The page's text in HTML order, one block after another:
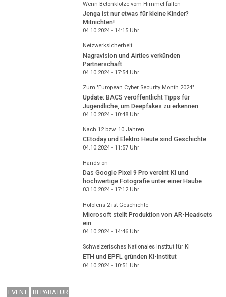
Wenn Betonklötze vom Himmel fallen
Jenga ist nur etwas für kleine Kinder?
Mitnichten!
04.10.2024 - 14:15Uhr
Netzwerksicherheit
Nagravision und Airties verkünden
Partnerschaft
04.10.2024 - 17:54Uhr
Zum "European Cyber Security Month 2024"
Update: BACS veröffentlicht Tipps für
Jugendliche, um Deepfakes zu erkennen
04.10.2024 - 10:48Uhr
Nach 12 bzw. 10 Jahren
CEtoday und Elektro Heute sind Geschichte
04.10.2024 - 11:57Uhr
Hands-on
Das Google Pixel 9 Pro vereint KI und
hochwertige Fotografie unter einer Haube
03.10.2024 - 17:12Uhr
Hololens 2 ist Geschichte
Microsoft stellt Produktion von AR-Headsets
ein
04.10.2024 - 14:46Uhr
Schweizerisches Nationales Institut für KI
ETH und EPFL gründen KI-Institut
04.10.2024 - 10:51 Uhr
EVENT REPARATUR